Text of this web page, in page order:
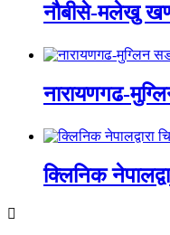
नौबीसे-मलेखु
नारायणगढ-
क्लिनिक